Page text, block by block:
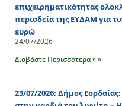
επιχειρηματικότητας
περιοδεία της ΕΥΔΑΜ για
ευρώ
24/07/2026
Διαβάστε Περισσότερα » »
23/07/2026: Δήμος